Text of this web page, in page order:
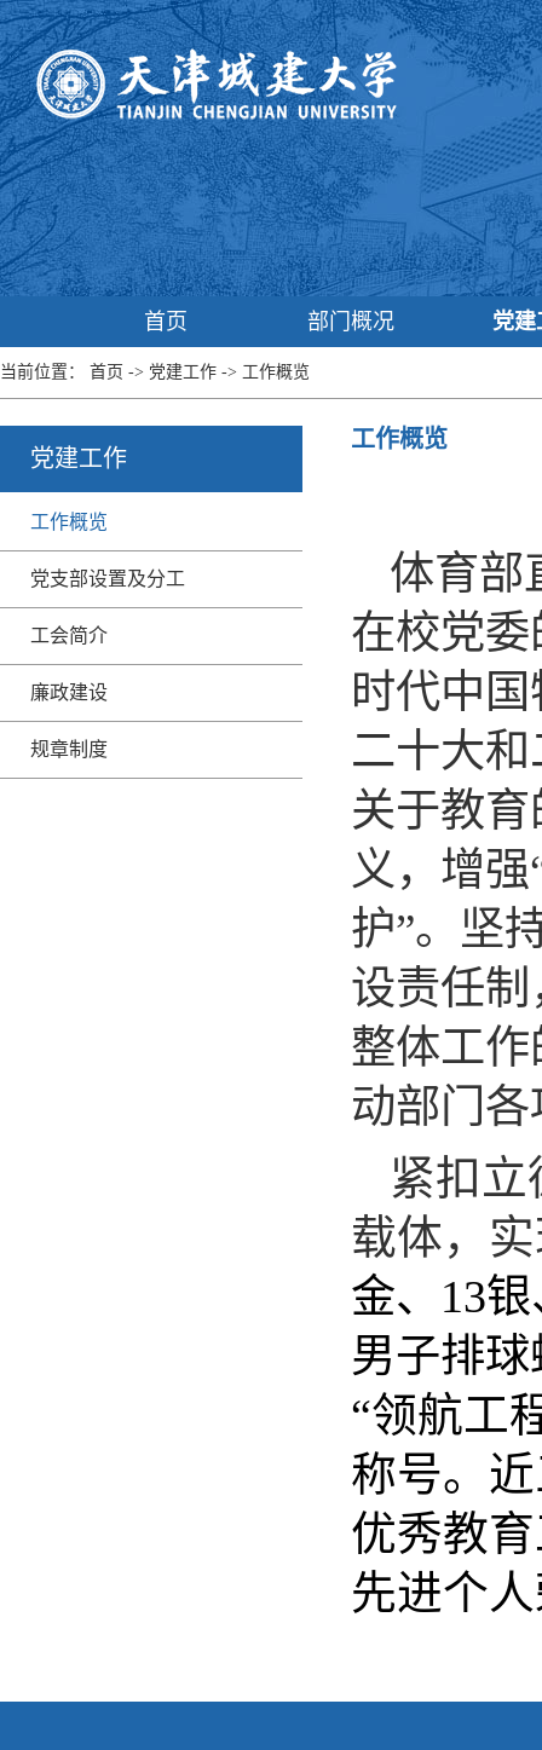
首页 部门概况 党建
当前位置： 首页 -> 党建工作 -> 工作概览
党建工作
工作概览
党支部设置及分工
工会简介
廉政建设
规章制度
工作概览
体育部
在校党
时代中
二十大
关于教
义，增
护”。坚
设责任
整体工
动部门
紧扣
载体，
金、 13银
男子排球
“领航工
称号。
优秀教
先进个